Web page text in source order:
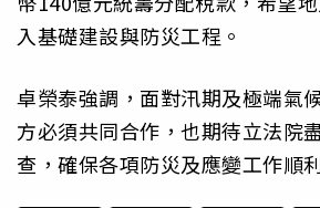
入基礎建設與防災工程。
卓榮泰強調，面對汛期及極端氣
方必須共同合作，也期待立法院
查，確保各項防災及應變工作順